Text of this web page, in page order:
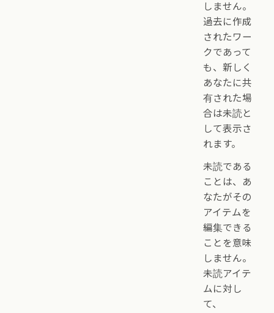
しません。
過去に作成
されたワー
クであって
も、新しく
あなたに共
有された場
合は未読と
して表示さ
れます。
未読である
ことは、あ
なたがその
アイテムを
編集できる
ことを意味
しません。
未読アイテ
ムに対し
て、